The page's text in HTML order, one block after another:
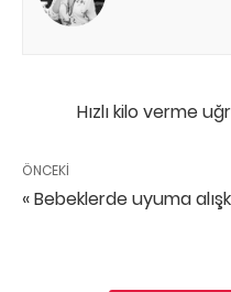
Hızlı kilo verme
ÖNCEKI
« Bebeklerde uyuma